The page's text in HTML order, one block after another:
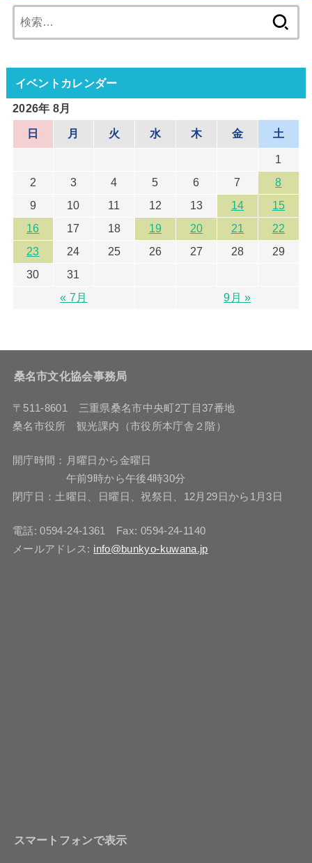
索:
イベントカレンダー
2026年 8月
日 月 火 水 木 金 土
1
2
3 4 5 6 7
8
9
10 11 12 13 14
15
16
17 18 19 20 21
22
23
24 25 26 27 28
29
30
31
« 7月
9月 »
桑名市文化協会事務局
〒511-8601 三重県桑名市中央町2丁目37番地
桑名市役所 観光課内（市役所本庁舎２階）
開庁時間：月曜日から金曜日
午前9時から午後4時30分
閉庁日：土曜日、日曜日、祝祭日、12月29日から1月3日
電話: 0594-24-1361 Fax: 0594-24-1140
メールアドレス: info@bunkyo-kuwana.jp
スマートフォンで表示